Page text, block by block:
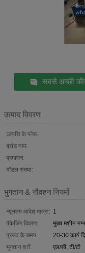
सबसे अच्छी
उत्पाद विवरण
उत्पत्ति के प्लेस:
ब्रांड नाम:
प्रमाणन:
मॉडल संख्या:
भुगतान & नौवहन नियमों
न्यूनतम आदेश मात्रा: 1
पैकेजिंग विवरण:
मुख्य मशीन
प्रसव के समय:
20-30 कार्य
भुगतान शर्तें:
एल/सी, टी/टी